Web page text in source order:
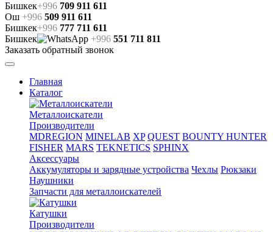
Бишкек+996 709 911 611
Ош +996 509 911 611
Бишкек+996 777 711 611
Бишкек
+996 551 711 811
Заказать обратный звонок
Главная
Каталог
Металлоискатели
Производители
MDREGION MINELAB XP QUEST BOUNTY HUNTER
FISHER MARS TEKNETICS SPHINX
Аксессуары
Аккумуляторы и зарядные устройства Чехлы Рюкзаки
Наушники
Запчасти для металлоискателей
Катушки
Производители